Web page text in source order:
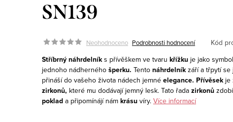
SN139
Neohodnoceno Podrobnosti hodnocení Kód
Stříbrný náhrdelníks přívěškem ve tvaru křížku je jako
jednoho nádherného šperku. Tento náhrdelníkzáří a třpytí se
přináší do vašeho života nádech jemné elegance. Přívěsekje
zirkonů, které mu dodávají jemný lesk. Tato řada zirkonů
poklad a připomínájí nám krásu víry. Více informací